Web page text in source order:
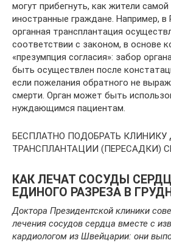
могут прибегнуть, как жители
иностранные граждане. Например, в
органная трансплантация
соответствии с законом, в основе
«презумпция согласия»: забор
быть осуществлен после
если пожелания обратного не
смерти. Орган может быть
нуждающимся пациентам.
БЕСПЛАТНО ПОДОБРАТЬ КЛИНИКУ
ТРАНСПЛАНТАЦИИ (ПЕРЕСАДКИ)
КАК ЛЕЧАТ СОСУДЫ
ЕДИНОГО РАЗРЕЗА В
Доктора Президентской клиники
лечения сосудов сердца вместе с
кардиологом из Швейцарии: они